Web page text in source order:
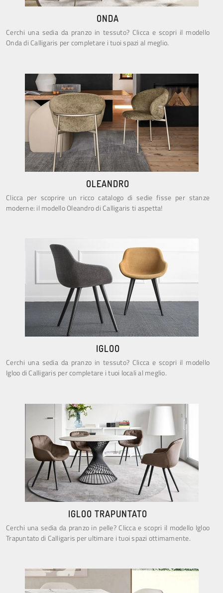
ONDA
Cerchi una sedia da pranzo in tessuto? Clicca e scopri il modello
Onda di Calligaris per completare i tuoi spazi al meglio.
OLEANDRO
Clicca per scoprire un ricco catalogo di sedie fisse per stanze
moderne: il modello Oleandro di Calligaris ti aspetta!
IGLOO
Cerchi una sedia da pranzo in tessuto? Clicca e scopri il modello
Igloo di Calligaris per completare i tuoi locali al meglio.
IGLOO TRAPUNTATO
Cerchi una sedia da pranzo in pelle? Clicca e scopri il modello Igloo
Trapuntato di Calligaris per ultimare i tuoi spazi ottimamente.